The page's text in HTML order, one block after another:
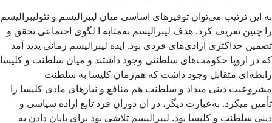
به این ترتیب می‌توان توفیرهای اساسی میان لیبرالیسم و نئولیبرالیسم
را چنین تعریف کرد. هدف لیبرالیسم به‌مثابه ا لگوی اجتماعی تحقق و
تضمین حداکثری آزادی‌های فردی بود. ایده لیبرالیسم زمانی پدید آمد
که در اروپا حکومت‌های سلطنتی وجود داشتند و میان سلطنت و کلیسا
رابطه‌ای متقابل وجود داشت که هم‌زمان کلیسا به سلطنت
مشروعیت دینی میداد و سلطنت هم منافع و نیازهای مادی کلیسا را
تأمین میکرد. به‌عبارت دیگر، در آن دوران فرد تابع اراده سیاسی و
دینی سلطنت و کلیسا بود. لیبرالیسم تلاشی بود برای پایان دادن به